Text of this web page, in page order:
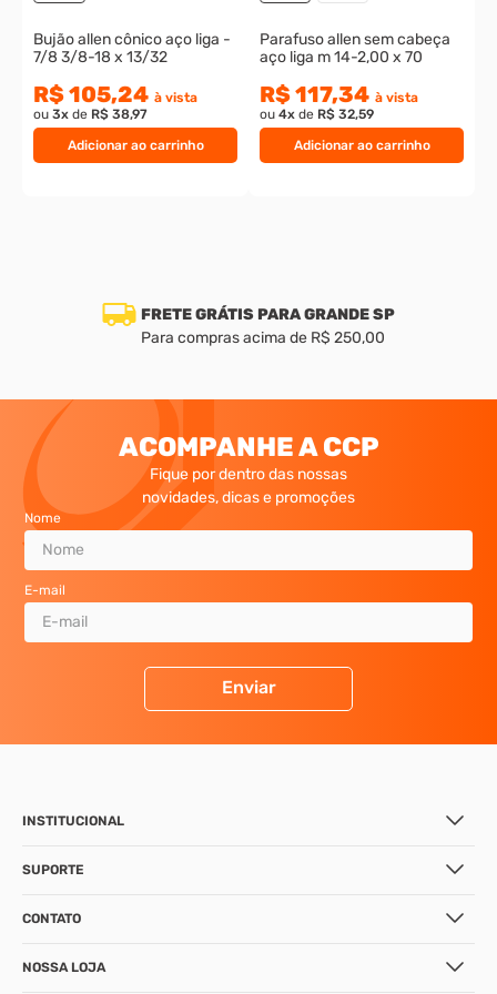
Adicionar ao carrinho
Bujão allen cônico aço liga -
7/8 3/8-18 x 13/32
R$ 105,24 à vista
ou 3x de R$ 38,97
Adicionar ao carrinho
Parafuso allen sem cabeça
aço liga m 14-2,00 x 70
R$ 117,34 à vista
ou 4x de R$ 32,59
FRETE GRÁTIS PARA GRANDE SP
Para compras acima de R$ 250,00
ACOMPANHE A CCP
Fique por dentro das nossas
novidades, dicas e promoções
Nome
E-mail
Enviar
INSTITUCIONAL
SUPORTE
CONTATO
NOSSA LOJA